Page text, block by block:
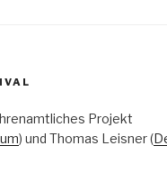
Projekt
) und Thomas Leisner (